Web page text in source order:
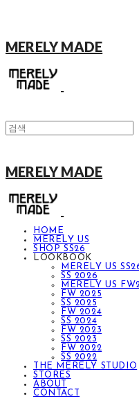
MERELY MADE
MERELY MADE
HOME
MERELY US
SHOP SS26
LOOKBOOK
MERELY US
SS 2026
MERELY US
FW 2025
SS 2025
FW 2024
SS 2024
FW 2023
SS 2023
FW 2022
SS 2022
THE MERELY STUDIO
STORES
ABOUT
CONTACT